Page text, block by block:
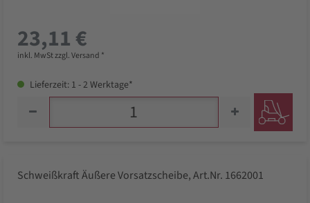
23,11 €
inkl. MwSt zzgl. Versand *
Lieferzeit: 1 - 2 Werktage*
Schweißkraft Äußere Vorsatzscheibe, Art.Nr. 1662001